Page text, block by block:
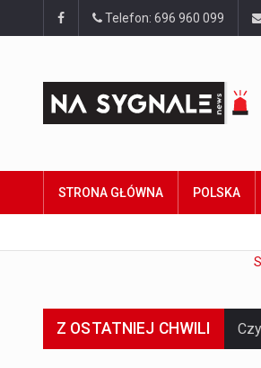
Telefon: 696 960 099
STRONA GŁÓWNA POLSKA
Z OSTATNIEJ CHWILI